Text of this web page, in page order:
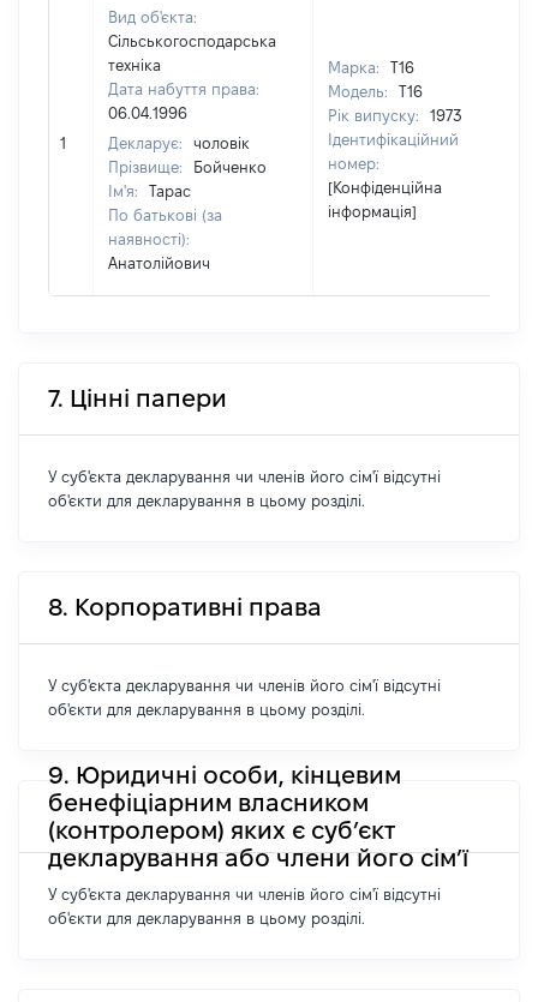
1
Вид об'єкта:
Сільськогосподарська
техніка
Дата набуття права:
06.04.1996
Декларує:
чоловік
Прізвище:
Бойченко
Ім'я:
Тарас
По батькові (за
наявності):
Анатолійович
Марка:
Т16
Модель:
Т16
Рік випуску:
1973
Ідентифікаційний
номер:
[Конфіденційна
інформація]
7. Цінні папери
У суб'єкта декларування чи членів його сім'ї відсутні
об'єкти для декларування в цьому розділі.
8. Корпоративні права
У суб'єкта декларування чи членів його сім'ї відсутні
об'єкти для декларування в цьому розділі.
9. Юридичні особи, кінцевим
бенефіціарним власником
(контролером) яких є суб’єкт
декларування або члени його сім’ї
У суб'єкта декларування чи членів його сім'ї відсутні
об'єкти для декларування в цьому розділі.